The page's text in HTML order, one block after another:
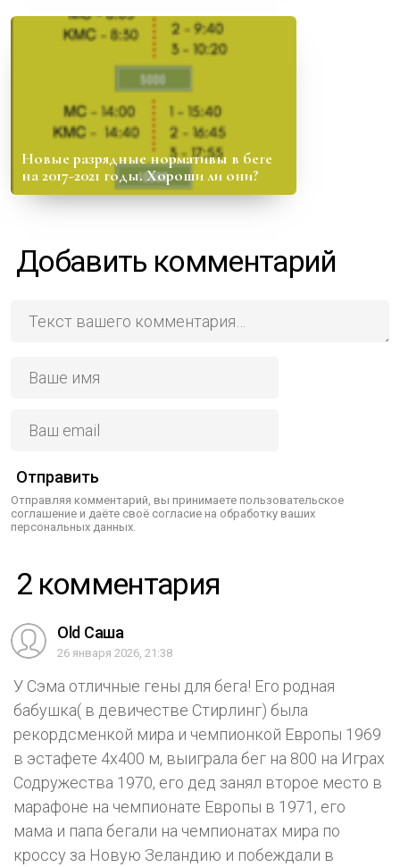
Новые разрядные нормативы в беге
на 2017-2021 годы. Хороши ли они?
Добавить комментарий
Отправить
Отправляя комментарий, вы принимаете пользовательское
соглашение и даёте своё согласие на обработку ваших
персональных данных.
2 комментария
Old Саша
26 января 2026, 21:38
У Сэма отличные гены для бега! Его родная
бабушка( в девичестве Стирлинг) была
рекордсменкой мира и чемпионкой Европы 1969
в эстафете 4х400 м, выиграла бег на 800 на Играх
Содружества 1970, его дед занял второе место в
марафоне на чемпионате Европы в 1971, его
мама и папа бегали на чемпионатах мира по
кроссу за Новую Зеландию и побеждали в